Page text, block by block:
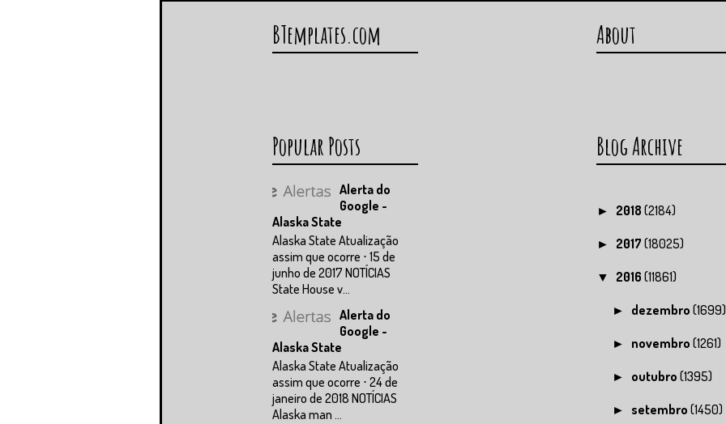
BTemplates.com About
Popular Posts
Alerta do
Google -
Alaska State
Alaska State Atualização
assim que ocorre ⋅ 15 de
junho de 2017 NOTÍCIAS
State House v...
Alerta do
Google -
Alaska State
Alaska State Atualização
assim que ocorre ⋅ 24 de
janeiro de 2018 NOTÍCIAS
Alaska man ...
Blog Archive
► 2018 (2184)
► 2017 (18025)
▼ 2016 (11861)
► dezembro(1699)
► novembro(1261)
► outubro(1395)
► setembro(1450)